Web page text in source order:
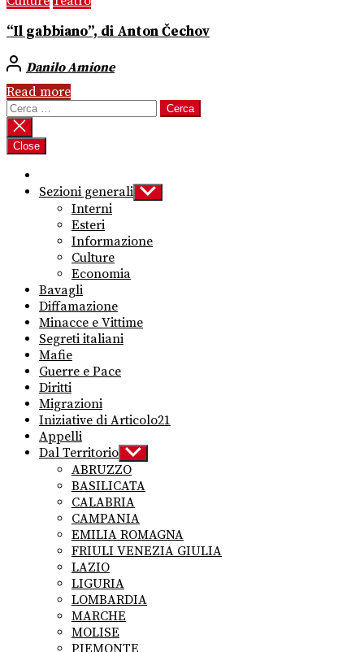
“Il gabbiano”, di Anton Čechov
Danilo Amione
Read more
Ricerca
per:
Close
Sezioni generali Show
sub
Interni
Esteri
Informazione
Culture
Economia
Bavagli
Diffamazione
Minacce e Vittime
Segreti italiani
Mafie
Guerre e Pace
Diritti
Migrazioni
Iniziative di Articolo21
Appelli
Dal Territorio Show
sub
menu
ABRUZZO
BASILICATA
CALABRIA
CAMPANIA
EMILIA ROMAGNA
FRIULI VENEZIA GIULIA
LAZIO
LIGURIA
LOMBARDIA
MARCHE
MOLISE